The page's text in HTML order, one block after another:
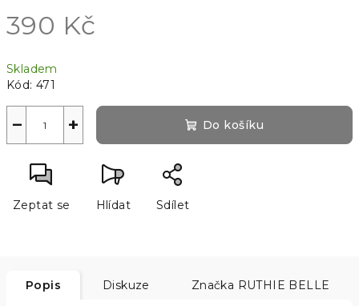
390 Kč
cena:
Skladem
Kód: 471
+
− Do košíku
Zeptat se Hlídat Sdílet
Popis Diskuze Značka RUTHIE BELLE